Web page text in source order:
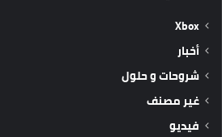
Xbox
أخبار
شروحات و حلول
غير مصنف
فيديو